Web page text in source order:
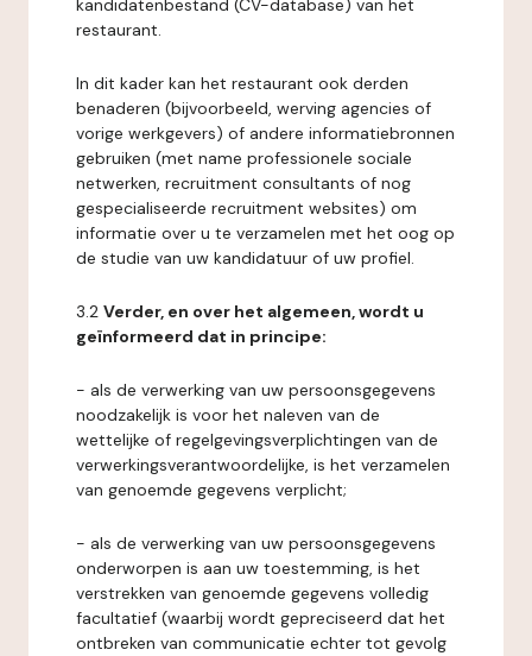
kandidatenbestand (CV-database) van het
restaurant.
In dit kader kan het restaurant ook derden
benaderen (bijvoorbeeld, werving agencies of
vorige werkgevers) of andere informatiebronnen
gebruiken (met name professionele sociale
netwerken, recruitment consultants of nog
gespecialiseerde recruitment websites) om
informatie over u te verzamelen met het oog op
de studie van uw kandidatuur of uw profiel.
3.2 Verder, en over het algemeen, wordt u
geïnformeerd dat in principe:
- als de verwerking van uw persoonsgegevens
noodzakelijk is voor het naleven van de
wettelijke of regelgevingsverplichtingen van de
verwerkingsverantwoordelijke, is het verzamelen
van genoemde gegevens verplicht;
- als de verwerking van uw persoonsgegevens
onderworpen is aan uw toestemming, is het
verstrekken van genoemde gegevens volledig
facultatief (waarbij wordt gepreciseerd dat het
ontbreken van communicatie echter tot gevolg